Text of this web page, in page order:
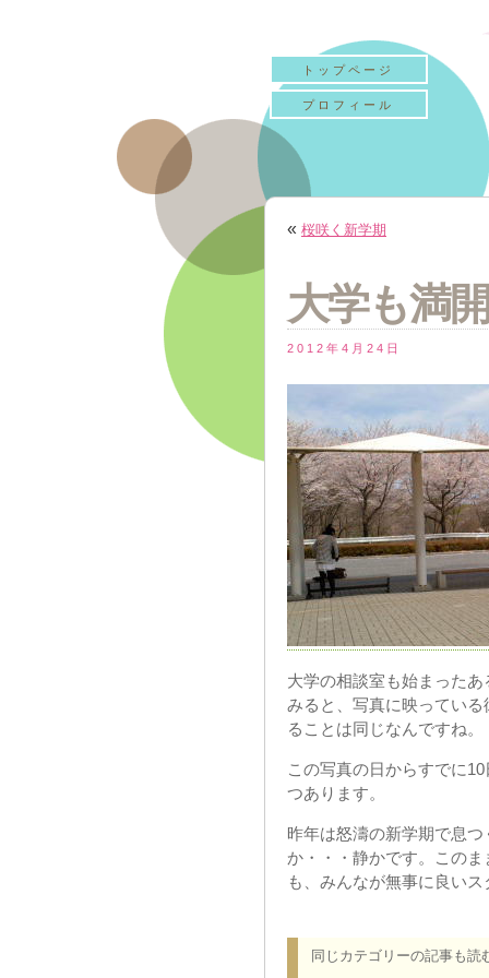
トップページ
プロフィール
« 桜咲く新学期
大学も満
2012年4月24日
大学の相談室も始まった
みると、写真に映っている
ることは同じなんですね。
この写真の日からすでに
つあります。
昨年は怒濤の新学期で息
か・・・静かです。この
も、みんなが無事に良い
同じカテゴリーの記事も